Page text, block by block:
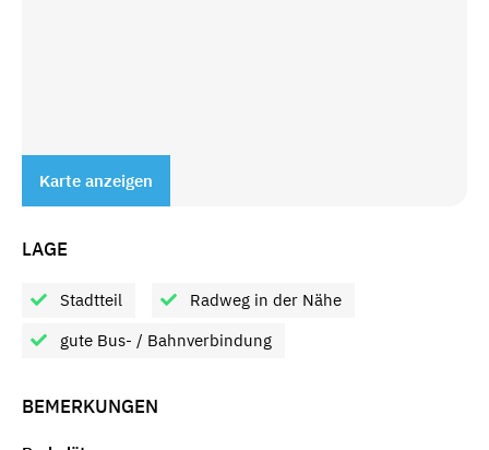
Karte anzeigen
LAGE
Stadtteil
Radweg in der Nähe
gute Bus- / Bahnverbindung
BEMERKUNGEN